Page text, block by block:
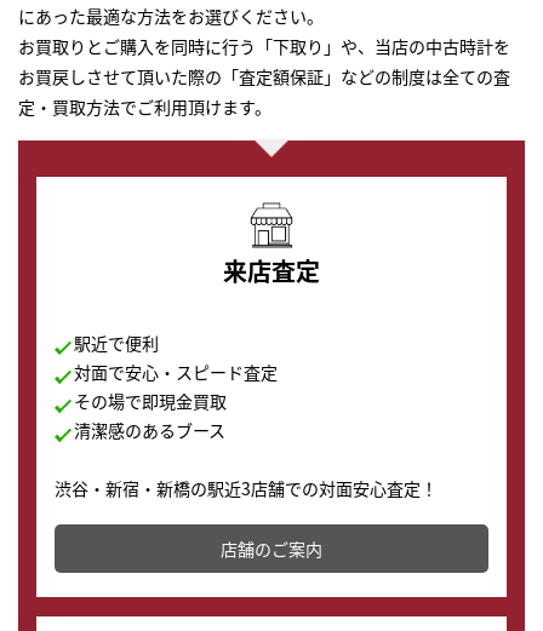
にあった最適な方法をお選びください。
お買取りとご購入を同時に行う「下取り」や、当店の中古時計を
お買戻しさせて頂いた際の「査定額保証」などの制度は全ての査
定・買取方法でご利用頂けます。
来店査定
駅近で便利
対面で安心・スピード査定
その場で即現金買取
清潔感のあるブース
渋谷・新宿・新橋の駅近3店舗での対面安心査定！
その場で現金買取致します。渋谷本店では、時計販売の
店舗を併設しており、下取りに出してお得に新しい時計
の購入もできます♪
店舗のご案内